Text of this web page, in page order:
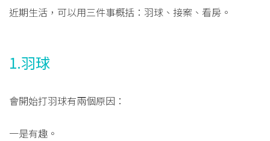
近期生活，可以用三件事概括：羽球、接案、看房。
1.羽球
會開始打羽球有兩個原因：
一是有趣。